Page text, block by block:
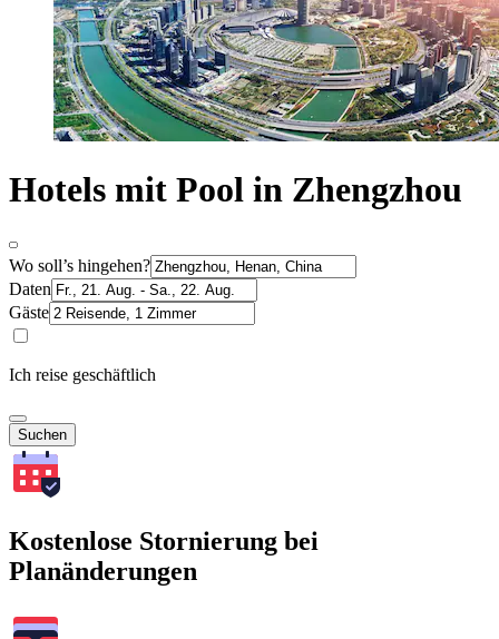
Hotels mit Pool in Zhengzhou
Wo soll’s hingehen?
Daten
Gäste
Ich reise geschäftlich
Suchen
Kostenlose Stornierung bei
Planänderungen